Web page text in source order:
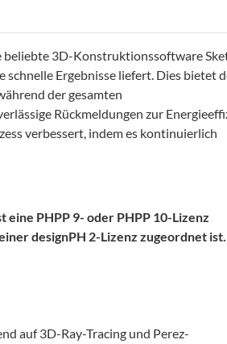
beliebte 3D-Konstruktionssoftware
schnelle Ergebnisse liefert. Dies bietet
der gesamten
Rückmeldungen zur
verbessert, indem es kontinuierlich
eine PHPP 9- oder PHPP 10-Lizenz
designPH 2-Lizenz zugeordnet ist.
auf 3D-Ray-Tracing und Perez-